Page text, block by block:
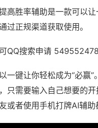
高胜率辅助是一款可以
过正规渠道获取使用。
QQ搜索申请
一键让你轻松成为“必赢
只需要输入自己想要的
或者使用手机打牌AI辅助